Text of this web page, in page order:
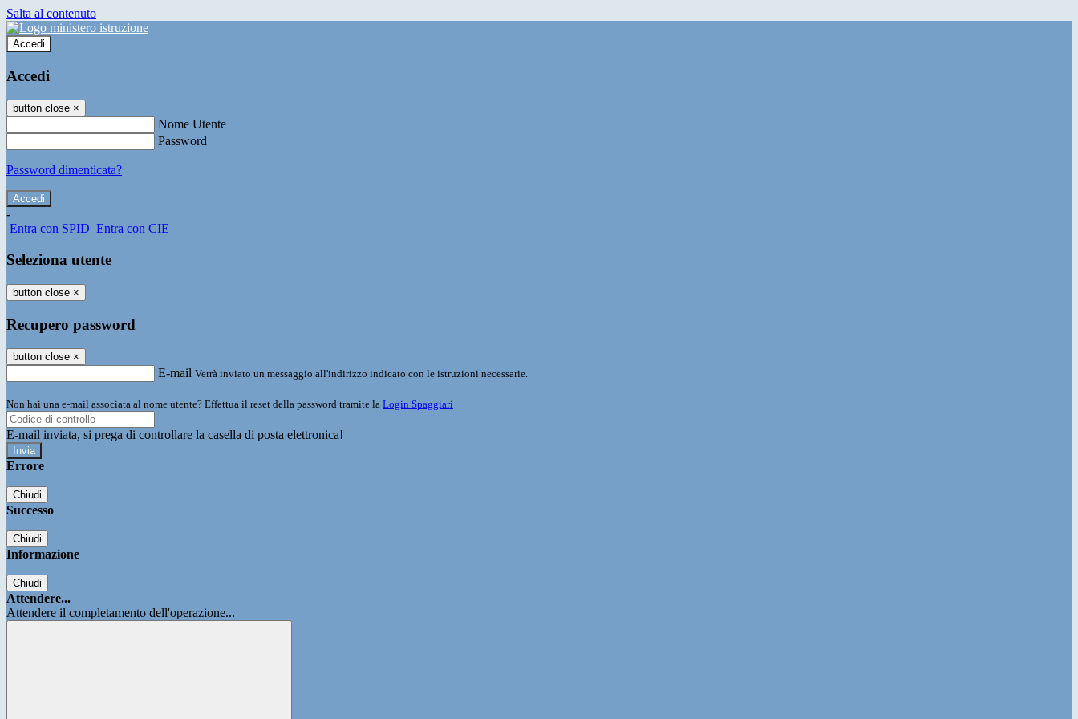
Salta al contenuto
Accedi
Accedi
button close ×
Nome Utente
Password
Password dimenticata?
-
Entra con SPID Entra con CIE
Seleziona utente
button close ×
Recupero password
button close ×
E-mail Verrà inviato un messaggio all'indirizzo indicato con le istruzioni necessarie.
Non hai una e-mail associata al nome utente? Effettua il reset della password tramite la Login Spaggiari
E-mail inviata, si prega di controllare la casella di posta elettronica!
Errore
Chiudi
Successo
Chiudi
Informazione
Chiudi
Attendere...
Attendere il completamento dell'operazione...